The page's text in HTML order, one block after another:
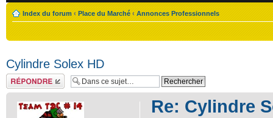
Index du forum ‹ Place du Marché ‹ Annonces Professionnels
Cylindre Solex HD
Répondre
Re: Cylindre